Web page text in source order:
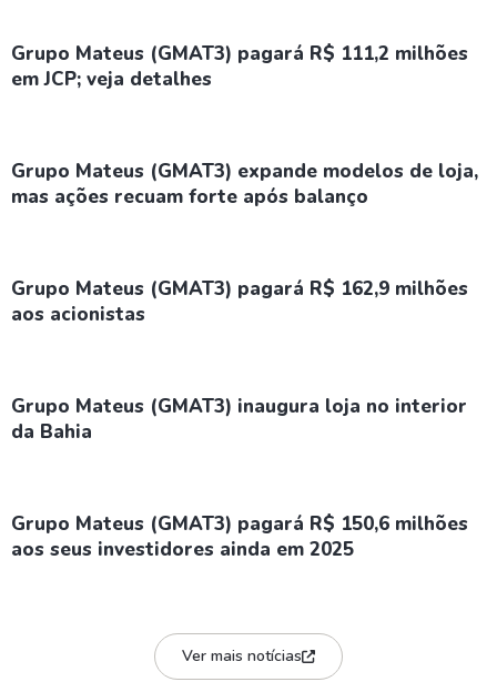
Grupo Mateus (GMAT3) pagará R$ 111,2 milhões
em JCP; veja detalhes
Grupo Mateus (GMAT3) expande modelos de loja,
mas ações recuam forte após balanço
Grupo Mateus (GMAT3) pagará R$ 162,9 milhões
aos acionistas
Grupo Mateus (GMAT3) inaugura loja no interior
da Bahia
Grupo Mateus (GMAT3) pagará R$ 150,6 milhões
aos seus investidores ainda em 2025
Ver mais notícias